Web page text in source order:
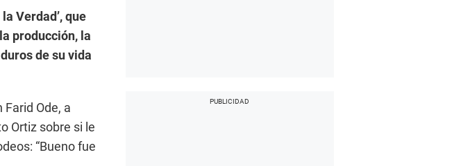
Verdad’, que
producción, la
de su vida
Ode, a
Ortiz sobre si le
“Bueno fue